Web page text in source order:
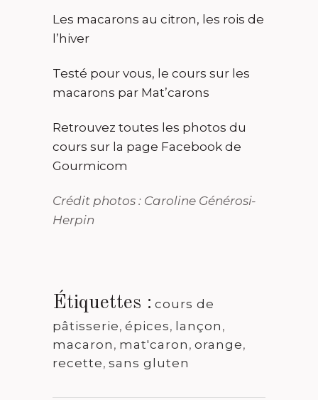
Les macarons au citron, les rois de
l’hiver
Testé pour vous, le cours sur les
macarons par Mat’carons
Retrouvez toutes les photos du
cours sur la page Facebook de
Gourmicom
Crédit photos : Caroline Générosi-
Herpin
Étiquettes : cours de
pâtisserie, épices, lançon ,
macaron , mat'caron , orange,
recette, sans gluten